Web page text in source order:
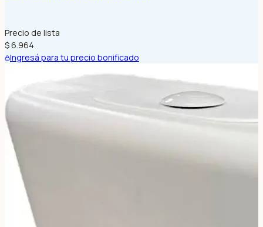
Precio de lista
$ 6.964
Ingresá para tu precio bonificado